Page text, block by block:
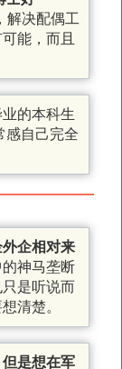
解决配偶工
能，而且
的本科生
感自己完全
企相对来
神马垄断
是听说而
清楚。
是想在军